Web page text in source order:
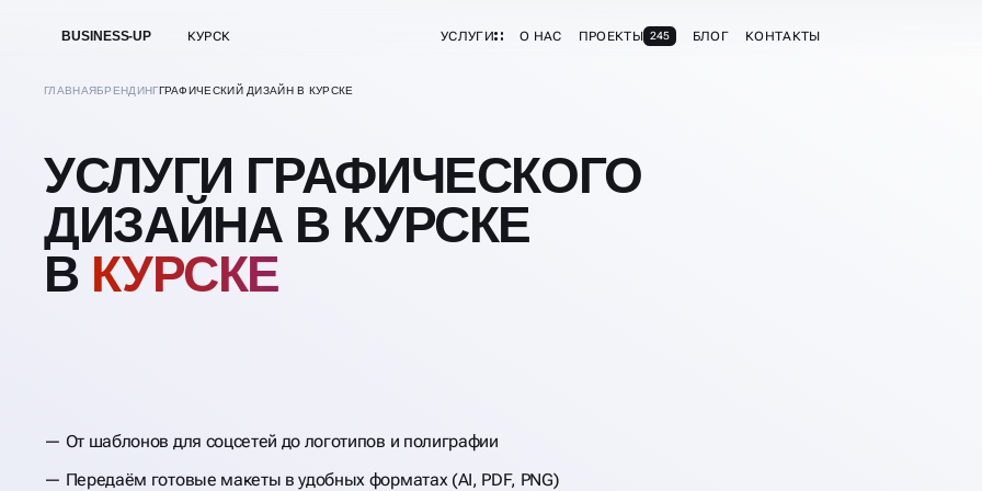
BUSINESS-UP КУРСК УСЛУГИ О НАС ПРОЕКТЫ 245 БЛОГ КОНТАКТЫ
ГЛАВНАЯБРЕНДИНГГРАФИЧЕСКИЙ ДИЗАЙН В КУРСКЕ
УСЛУГИ ГРАФИЧЕСКОГО
ДИЗАЙНА В КУРСКЕ
В КУРСКЕ
От шаблонов для соцсетей до логотипов и полиграфии
Передаём готовые макеты в удобных форматах (AI, PDF, PNG)